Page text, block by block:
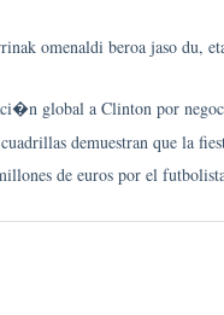
omenaldi beroa jaso du,
global a Clinton por
demuestran que la
de euros por el